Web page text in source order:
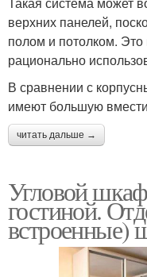
верхних панелей,
полом и потолком.
рационально
В сравнении с
имеют большую
читать дальше →
Угловой
гостиной.
встроенные)